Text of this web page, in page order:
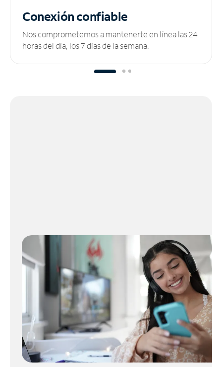
Conexión confiable
Nos comprometemos a mantenerte en línea las 24
horas del día, los 7 días de la semana.